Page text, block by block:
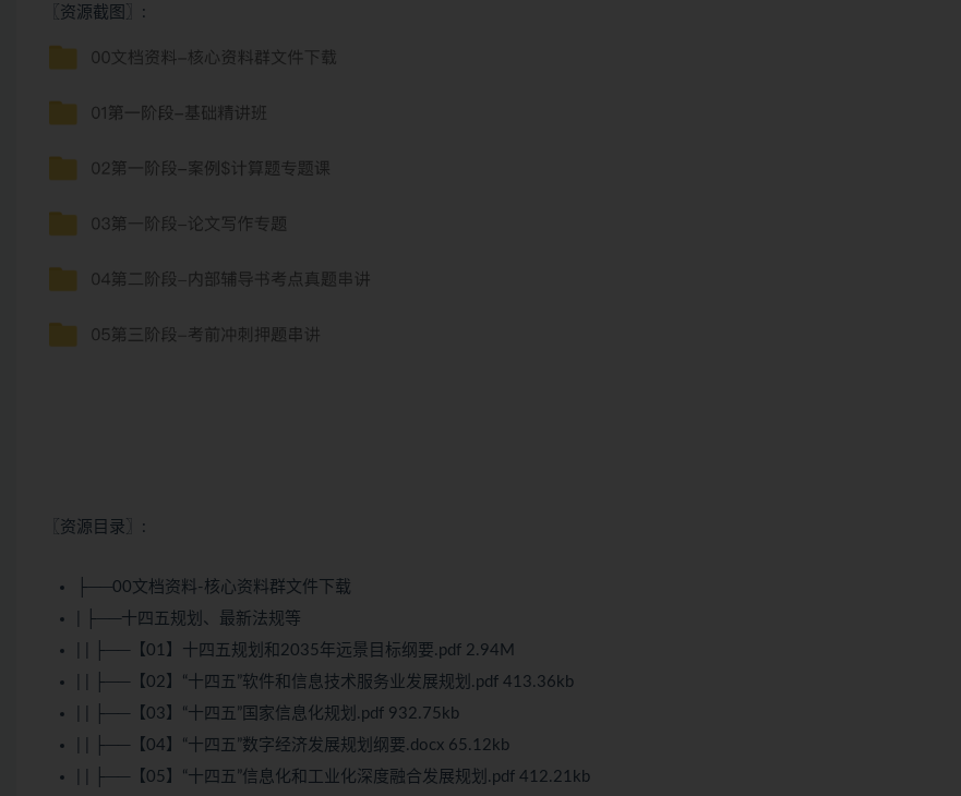
〖资源截图〗:
〖资源目录〗:
├──00文档资料-核心资料群文件下载
| ├──十四五规划、最新法规等
| | ├──【01】十四五规划和2035年远景目标纲要.pdf 2.94M
| | ├──【02】“十四五”软件和信息技术服务业发展规划.pdf 413.36kb
| | ├──【03】“十四五”国家信息化规划.pdf 932.75kb
| | ├──【04】“十四五”数字经济发展规划纲要.docx 65.12kb
| | ├──【05】“十四五”信息化和工业化深度融合发展规划.pdf 412.21kb